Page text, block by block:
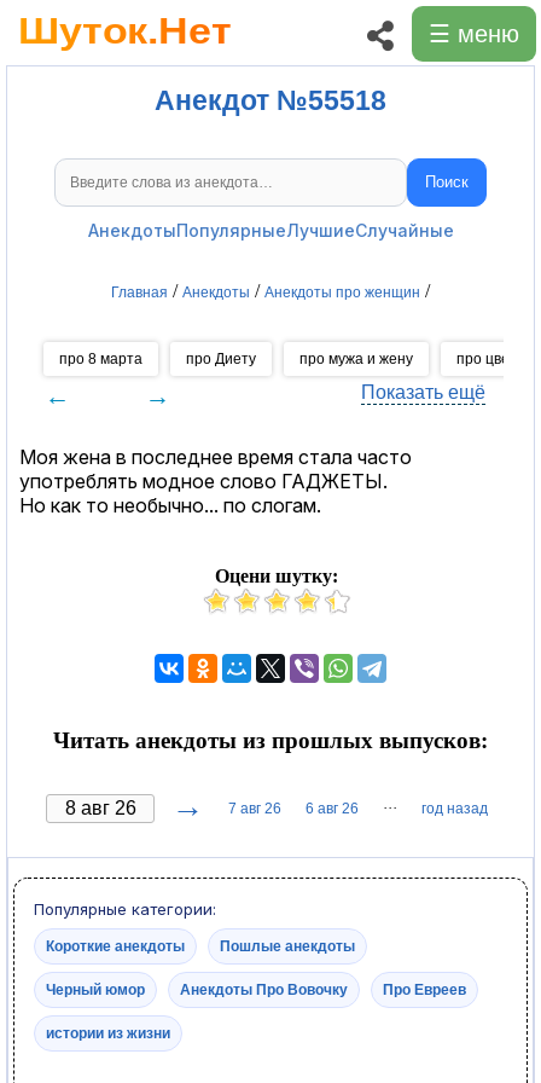
☰ меню
Анекдот №55518
Поиск анекдотов Поиск
АнекдотыПопулярныеЛучшиеСлучайные
Главная / Анекдоты / Анекдоты про женщин /
про 8 марта про Диету про мужа и жену про цветы
← → Показать ещё
Моя жена в последнее время стала часто
употреблять модное слово ГАДЖЕТЫ.
Но как то необычно... по слогам.
Оцени шутку:
Читать анекдоты из прошлых выпусков:
→ 7 авг 26 6 авг 26 ··· год назад
Популярные категории:
Короткие анекдоты Пошлые анекдоты
Черный юмор Анекдоты Про Вовочку Про Евреев
истории из жизни